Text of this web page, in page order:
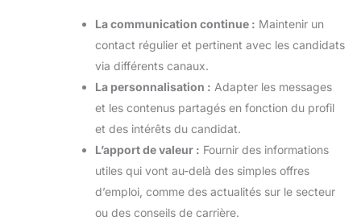
La communication continue : Maintenir un
contact régulier et pertinent avec les candidats
via différents canaux.
La personnalisation : Adapter les messages
et les contenus partagés en fonction du profil
et des intérêts du candidat.
L’apport de valeur : Fournir des informations
utiles qui vont au-delà des simples offres
d’emploi, comme des actualités sur le secteur
ou des conseils de carrière.